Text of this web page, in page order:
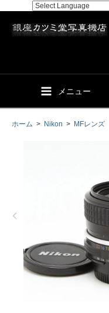
メニュー
ホーム > Nikon > MFレンズ